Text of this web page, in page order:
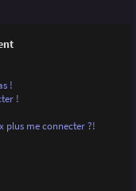
!
!
plus me connecter ?!